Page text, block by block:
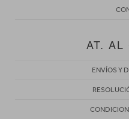
AT. AL
ENVÍOS Y